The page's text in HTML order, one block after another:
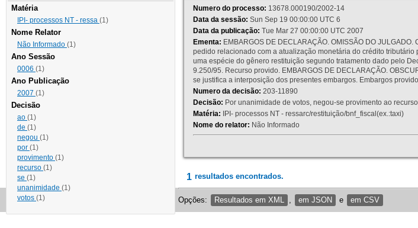
Matéria
IPI- processos NT - ressa (1)
Nome Relator
Não Informado (1)
Ano Sessão
0006 (1)
Ano Publicação
2007 (1)
Decisão
ao (1)
de (1)
negou (1)
por (1)
provimento (1)
recurso (1)
se (1)
unanimidade (1)
votos (1)
Numero do processo: 13678.000190/2002-14
Data da sessão: Sun Sep 19 00:00:00 UTC 6
Data da publicação: Tue Mar 27 00:00:00 UTC 2007
Ementa: EMBARGOS DE DECLARAÇÃO. OMISSÃO DO
pedido relacionado com a atualização monetária do crédito
uma espécie do gênero restituição segundo tratamento dado pelo
9.250/95. Recurso provido. EMBARGOS DE DECLARAÇÃO.
se justifica a interposição dos presentes embargos. Embargos
Numero da decisão: 203-11890
Decisão: Por unanimidade de votos, negou-se provimento ao
Matéria: IPI- processos NT - ressarc/restituição/bnf_fiscal(ex.:taxi)
Nome do relator: Não Informado
1 resultados encontrados.
Opções: Resultados em XML em JSON e em CSV